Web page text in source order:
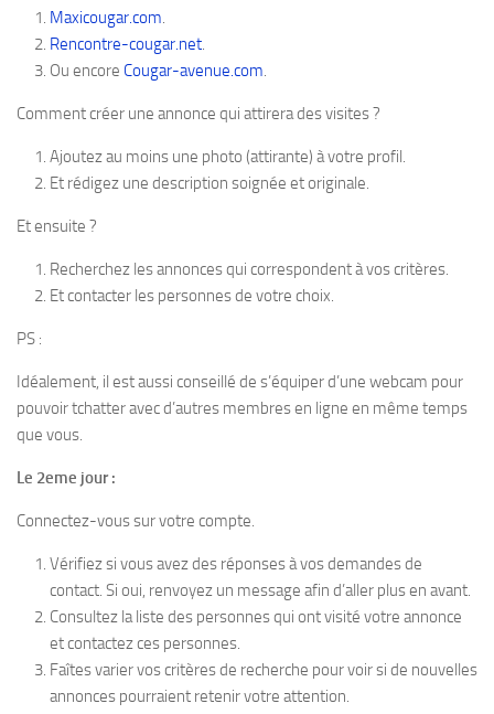
Maxicougar.com.
Rencontre-cougar.net.
Ou encore Cougar-avenue.com.
Comment créer une annonce qui attirera des visites ?
Ajoutez au moins une photo (attirante) à votre profil.
Et rédigez une description soignée et originale.
Et ensuite ?
Recherchez les annonces qui correspondent à vos critères.
Et contacter les personnes de votre choix.
PS :
Idéalement, il est aussi conseillé de s’équiper d’une webcam pour
pouvoir tchatter avec d’autres membres en ligne en même temps
que vous.
Le 2eme jour :
Connectez-vous sur votre compte.
Vérifiez si vous avez des réponses à vos demandes de
contact. Si oui, renvoyez un message afin d’aller plus en avant.
Consultez la liste des personnes qui ont visité votre annonce
et contactez ces personnes.
Faîtes varier vos critères de recherche pour voir si de nouvelles
annonces pourraient retenir votre attention.